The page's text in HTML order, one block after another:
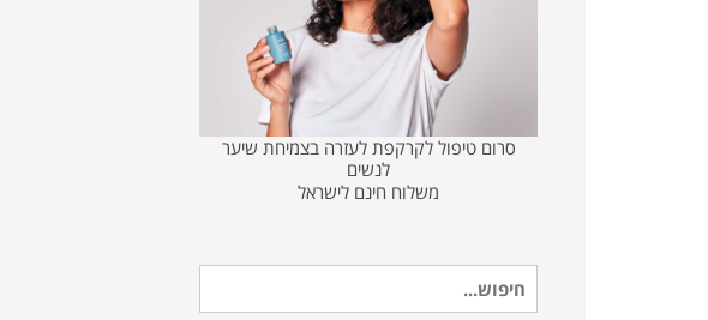
סרום טיפול לקרקפת לעזרה בצמיחת שיער
לנשים
משלוח חינם לישראל
עבור: